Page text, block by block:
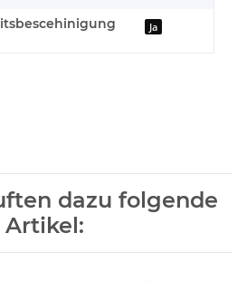
Ja
dazu folgende
Artikel: